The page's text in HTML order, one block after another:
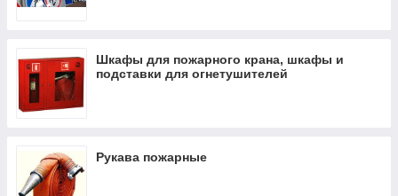
Коммерческий ТВ
Шкафы для пожарного крана, шкафы и
подставки для огнетушителей
Рукава пожарные